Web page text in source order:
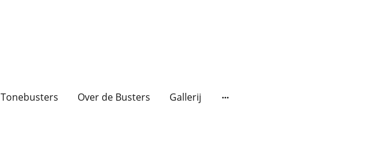
Tonebusters Over de Busters Gallerij